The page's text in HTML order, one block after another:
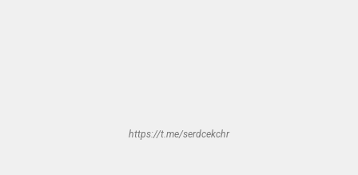
https://t.me/serdcekchr